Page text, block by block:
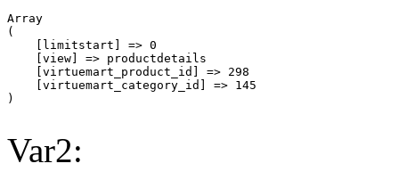
Array
(
    [limitstart] => 0
    [view] => productdetails
    [virtuemart_product_id] => 298
    [virtuemart_category_id] => 145
Var2: